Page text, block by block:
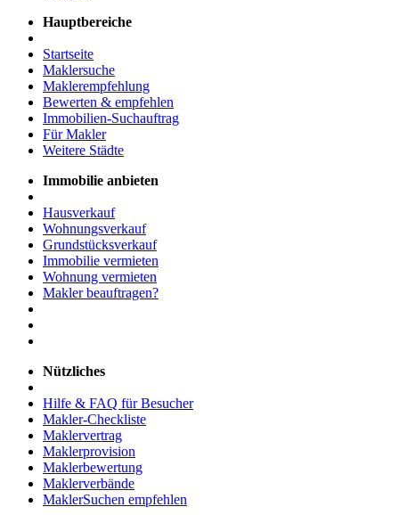
Hauptbereiche
Startseite
Maklersuche
Maklerempfehlung
Bewerten & empfehlen
Immobilien-Suchauftrag
Für Makler
Weitere Städte
Immobilie anbieten
Hausverkauf
Wohnungsverkauf
Grundstücksverkauf
Immobilie vermieten
Wohnung vermieten
Makler beauftragen?
Nützliches
Hilfe & FAQ für Besucher
Makler-Checkliste
Maklervertrag
Maklerprovision
Maklerbewertung
Maklerverbände
MaklerSuchen empfehlen